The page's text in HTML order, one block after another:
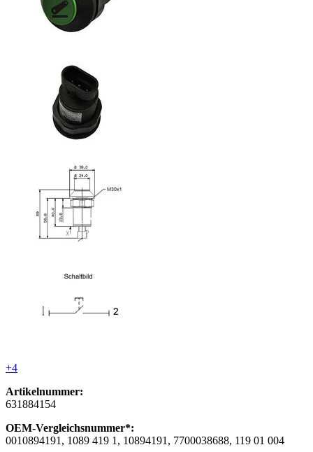
+4
Artikelnummer:
631884154
OEM-Vergleichsnummer*:
0010894191, 1089 419 1, 10894191, 7700038688, 119 01 004